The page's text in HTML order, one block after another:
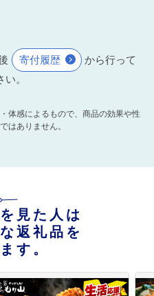
寄付履歴
から行って
い。
体感によるもので、商品の効果や性
はありません。
見た人は
返礼品を
す。